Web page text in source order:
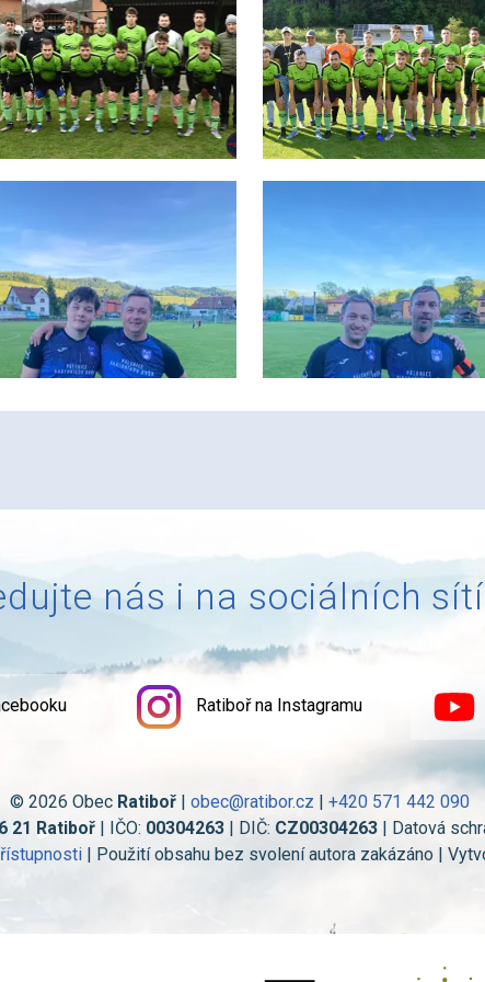
nás i na sociálních
Ratiboř na Instagramu
© 2026 Obec Ratiboř | obec@ratibor.cz | +420 571 442 090
21 Ratiboř| IČO: 00304263| DIČ: CZ00304263| Datová
| Použití obsahu bez svolení autora zakázáno |